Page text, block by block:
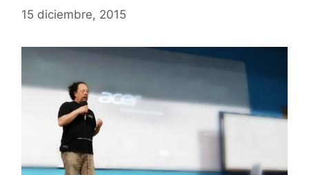
15 diciembre, 2015